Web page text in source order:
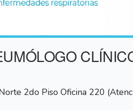
2do Piso Oficina 220